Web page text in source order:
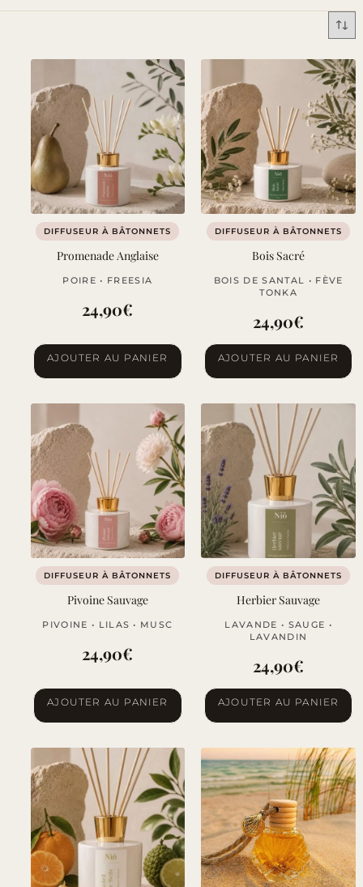
DIFFUSEUR À BÂTONNETS
Promenade Anglaise
POIRE • FREESIA
24,90€
AJOUTER AU PANIER
DIFFUSEUR À BÂTONNETS
Bois Sacré
BOIS DE SANTAL • FÈVE
TONKA
24,90€
AJOUTER AU PANIER
DIFFUSEUR À BÂTONNETS
Pivoine Sauvage
PIVOINE • LILAS • MUSC
24,90€
AJOUTER AU PANIER
DIFFUSEUR À BÂTONNETS
Herbier Sauvage
LAVANDE • SAUGE •
LAVANDIN
24,90€
AJOUTER AU PANIER